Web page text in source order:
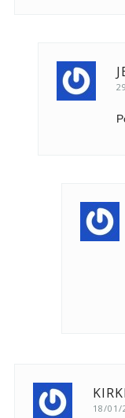
18/01/